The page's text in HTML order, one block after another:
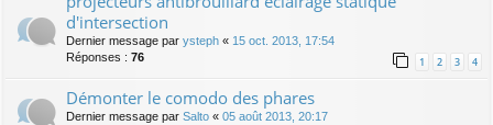
d'intersection
Dernier message par ysteph « 15 oct. 2013, 17:54
Réponses : 76 1 2 3 4
Démonter le comodo des phares
Dernier message par Salto « 05 août 2013, 20:17